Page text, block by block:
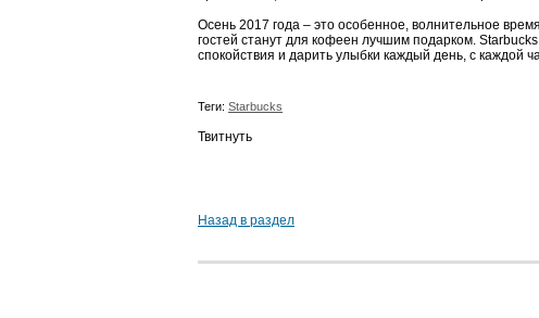
Осень 2017 года – это особенное, волнительное
гостей станут для кофеен лучшим подарком.
спокойствия и дарить улыбки каждый день, с каждой
Теги: Starbucks
Твитнуть
Назад в раздел